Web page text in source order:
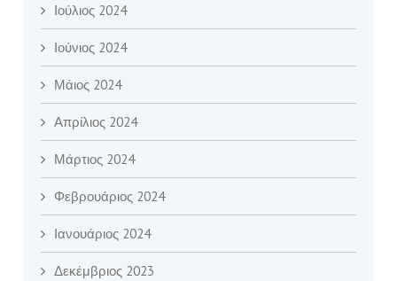
Ιούλιος 2024
Ιούνιος 2024
Μάιος 2024
Απρίλιος 2024
Μάρτιος 2024
Φεβρουάριος 2024
Ιανουάριος 2024
Δεκέμβριος 2023